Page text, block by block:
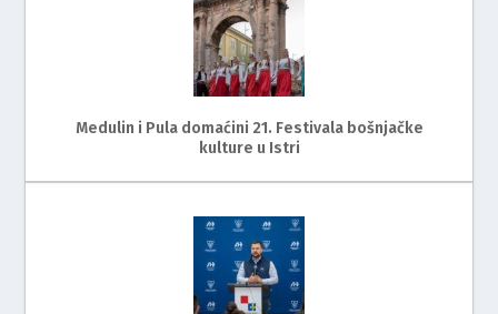
Medulin i Pula domaćini 21. Festivala bošnjačke
kulture u Istri